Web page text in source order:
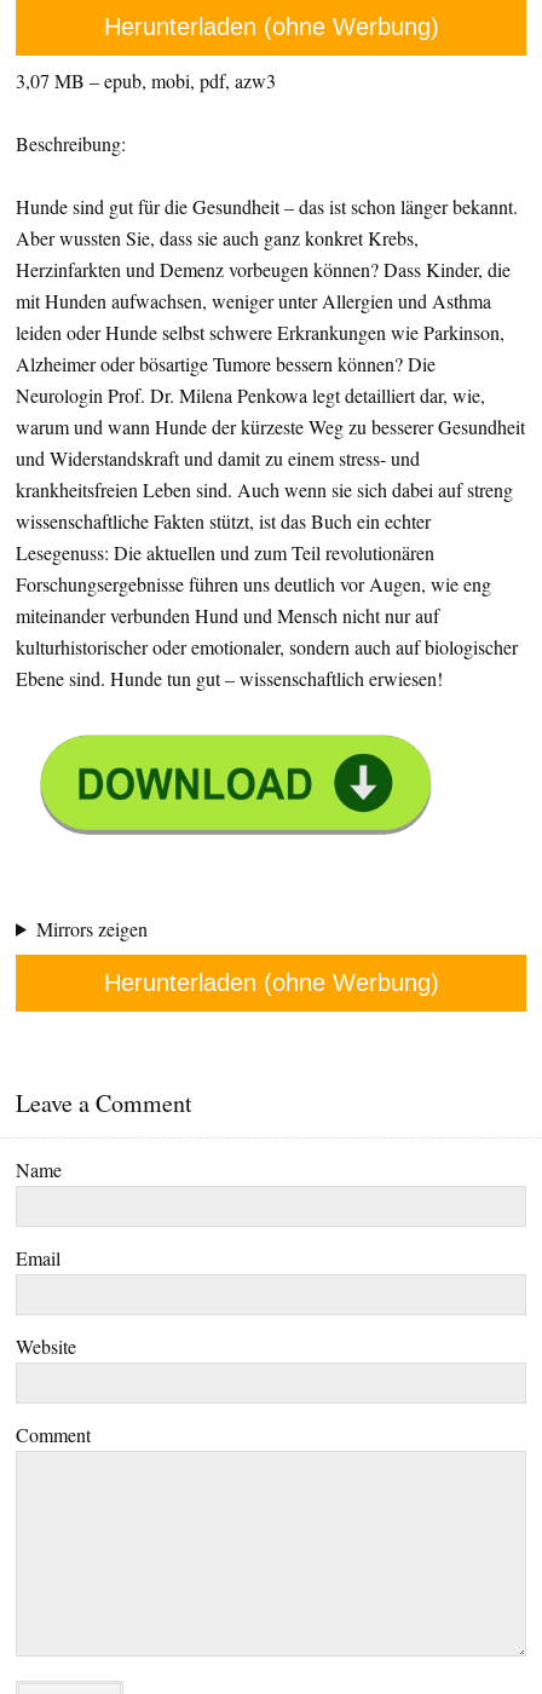
Herunterladen (ohne Werbung)
3,07 MB – epub, mobi, pdf, azw3
Beschreibung:
Hunde sind gut für die Gesundheit – das ist schon länger bekannt.
Aber wussten Sie, dass sie auch ganz konkret Krebs,
Herzinfarkten und Demenz vorbeugen können? Dass Kinder, die
mit Hunden aufwachsen, weniger unter Allergien und Asthma
leiden oder Hunde selbst schwere Erkrankungen wie Parkinson,
Alzheimer oder bösartige Tumore bessern können? Die
Neurologin Prof. Dr. Milena Penkowa legt detailliert dar, wie,
warum und wann Hunde der kürzeste Weg zu besserer Gesundheit
und Widerstandskraft und damit zu einem stress- und
krankheitsfreien Leben sind. Auch wenn sie sich dabei auf streng
wissenschaftliche Fakten stützt, ist das Buch ein echter
Lesegenuss: Die aktuellen und zum Teil revolutionären
Forschungsergebnisse führen uns deutlich vor Augen, wie eng
miteinander verbunden Hund und Mensch nicht nur auf
kulturhistorischer oder emotionaler, sondern auch auf biologischer
Ebene sind. Hunde tun gut – wissenschaftlich erwiesen!
Mirrors zeigen
Herunterladen (ohne Werbung)
Leave a Comment
Name
Email
Website
Comment